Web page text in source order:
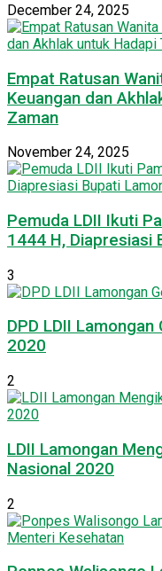
December 24, 2025
Empat Ratusan
Keuangan dan
Zaman
November 24, 2025
Pemuda LDII Ikuti
1444 H, Diapresiasi
3
DPD LDII Lamongan
2020
2
LDII Lamongan
Nasional 2020
2